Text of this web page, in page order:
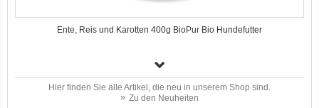
Ente, Reis und Karotten 400g BioPur Bio Hundefutter
Hier finden Sie alle Artikel, die neu in unserem Shop sind.
Zu den Neuheiten